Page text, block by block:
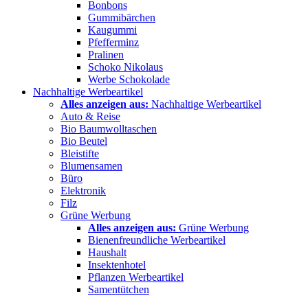
Bonbons
Gummibärchen
Kaugummi
Pfefferminz
Pralinen
Schoko Nikolaus
Werbe Schokolade
Nachhaltige Werbeartikel
Alles anzeigen aus: Nachhaltige Werbeartikel
Auto & Reise
Bio Baumwolltaschen
Bio Beutel
Bleistifte
Blumensamen
Büro
Elektronik
Filz
Grüne Werbung
Alles anzeigen aus: Grüne Werbung
Bienenfreundliche Werbeartikel
Haushalt
Insektenhotel
Pflanzen Werbeartikel
Samentütchen